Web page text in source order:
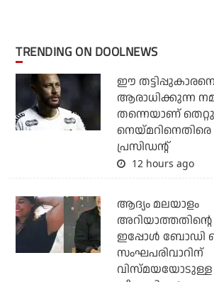
TRENDING ON DOOLNEWS
ഈ തട്ടിപ്പുകാരനെ
ആരാധിക്കുന്ന
തന്നെയാണ്
പ്രസിഡന്റ്
12 hours ago
ആദ്യം മലയാളം
അറിയാത്തതിന്റെ
ഇപ്പോള്‍ ബോഡി
സംഘപരിവാറിന്
വിസ്മയയോടുള്ള